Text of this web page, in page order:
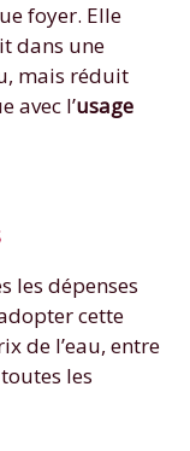
foyer. Elle
dans une
mais réduit
avec l’usage
les dépenses
cette
de l’eau, entre
les